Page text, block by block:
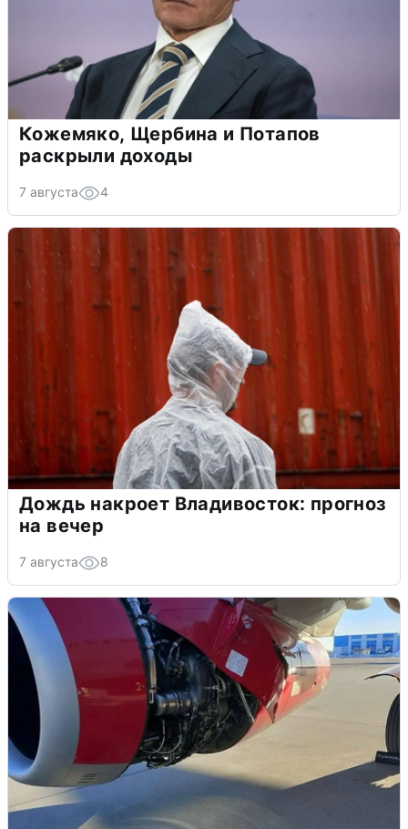
Кожемяко, Щербина и Потапов
раскрыли доходы
7 августа 4
Дождь накроет Владивосток: прогноз
на вечер
7 августа 8